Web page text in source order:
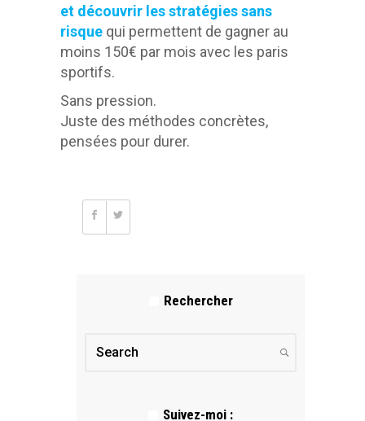
et découvrir les stratégies sans
risque qui permettent de gagner au
moins 150€ par mois avec les paris
sportifs.
Sans pression.
Juste des méthodes concrètes,
pensées pour durer.
Rechercher
Suivez-moi :